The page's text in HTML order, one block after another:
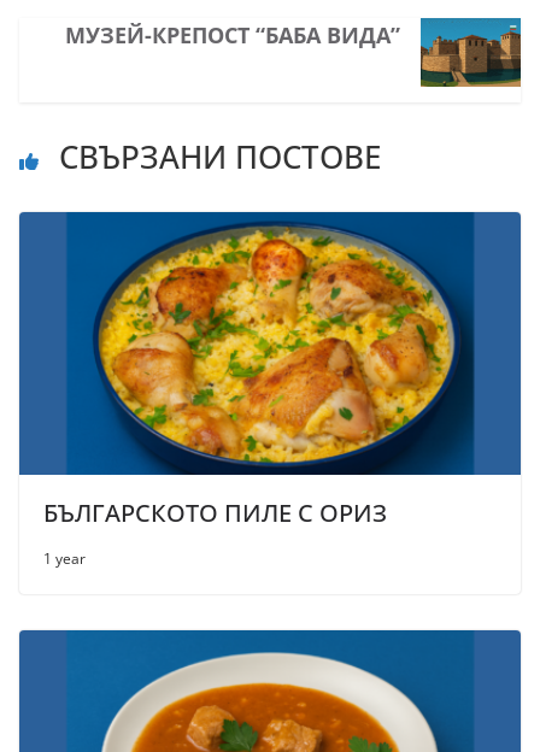
МУЗЕЙ-КРЕПОСТ “БАБА ВИДА”
СВЪРЗАНИ ПОСТОВЕ
БЪЛГАРСКОТО ПИЛЕ С ОРИЗ
1 year